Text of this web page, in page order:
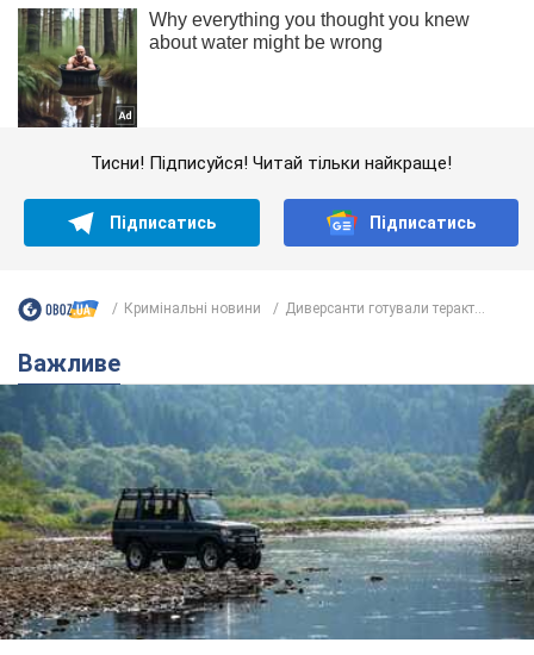
Тисни! Підписуйся! Читай тільки найкраще!
Підписатись Підписатись
Кримінальні новини Диверсанти готували теракт...
Важливе